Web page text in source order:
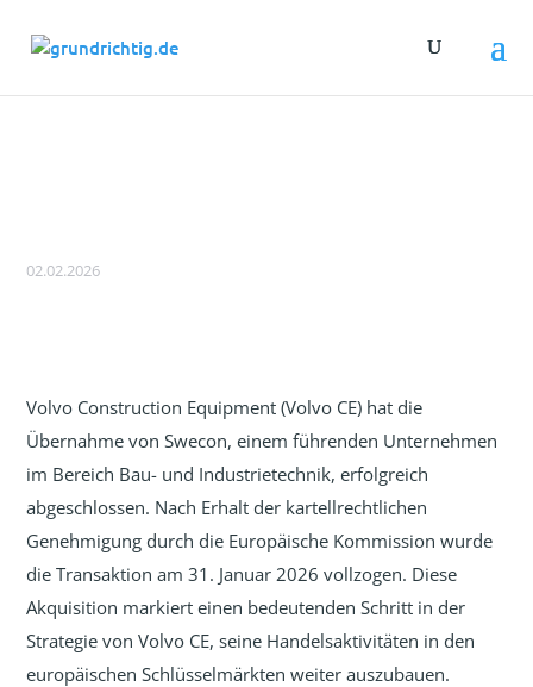
02.02.2026
Volvo Construction Equipment (Volvo CE) hat die
Übernahme von Swecon, einem führenden Unternehmen
im Bereich Bau- und Industrietechnik, erfolgreich
abgeschlossen. Nach Erhalt der kartellrechtlichen
Genehmigung durch die Europäische Kommission wurde
die Transaktion am 31. Januar 2026 vollzogen. Diese
Akquisition markiert einen bedeutenden Schritt in der
Strategie von Volvo CE, seine Handelsaktivitäten in den
europäischen Schlüsselmärkten weiter auszubauen.